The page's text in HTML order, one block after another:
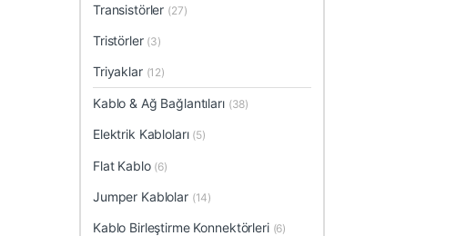
Transistörler (27)
Tristörler (3)
Triyaklar (12)
Kablo & Ağ Bağlantıları (38)
Elektrik Kabloları (5)
Flat Kablo (6)
Jumper Kablolar (14)
Kablo Birleştirme Konnektörleri (6)